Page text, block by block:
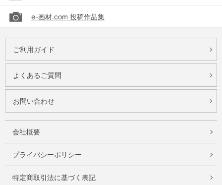
e-画材.com 投稿作品集
ご利用ガイド
よくあるご質問
お問い合わせ
会社概要
プライバシーポリシー
特定商取引法に基づく表記